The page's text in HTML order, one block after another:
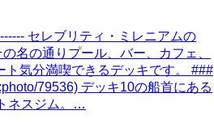
セレブリティ・ミレニアムの
名の通りプール、バー、カフェ、
ト気分満喫できるデッキです。 ###
79536) デッキ10の船首にある
ネスジム。…